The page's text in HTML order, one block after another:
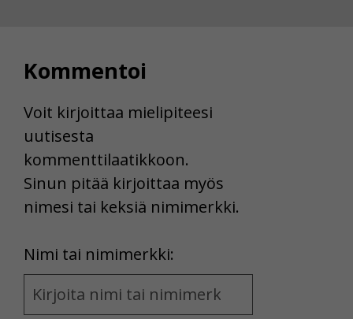
Kommentoi
Voit kirjoittaa mielipiteesi
uutisesta
kommenttilaatikkoon.
Sinun pitää kirjoittaa myös
nimesi tai keksiä nimimerkki.
Nimi tai nimimerkki:
Name
and